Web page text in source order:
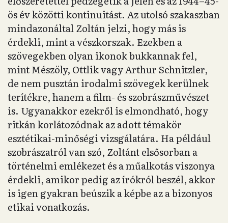
ös év közötti kontinuitást. Az utolsó szakaszban
mindazonáltal Zoltán jelzi, hogy más is
érdekli, mint a vészkorszak. Ezekben a
szövegekben olyan ikonok bukkannak fel,
mint Mészöly, Ottlik vagy Arthur Schnitzler,
de nem pusztán irodalmi szövegek kerülnek
terítékre, hanem a film- és szobrászművészet
is. Ugyanakkor ezekről is elmondható, hogy
ritkán korlátozódnak az adott témakör
esztétikai-minőségi vizsgálatára. Ha például
szobrászatról van szó, Zoltánt elsősorban a
történelmi emlékezet és a műalkotás viszonya
érdekli, amikor pedig az írókról beszél, akkor
is igen gyakran beúszik a képbe az a bizonyos
etikai vonatkozás.